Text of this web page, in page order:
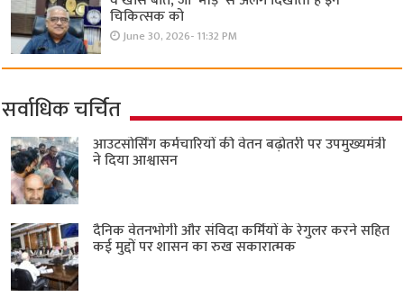
चिकित्सक को
June 30, 2026- 11:32 PM
सर्वाधिक चर्चित
आउटसोर्सिंग कर्मचारियों की वेतन बढ़ोतरी पर उपमुख्यमंत्री
ने दिया आश्वासन
दैनिक वेतनभोगी और संविदा कर्मियों के रेगुलर करने सहित
कई मुद्दों पर शासन का रुख सकारात्मक